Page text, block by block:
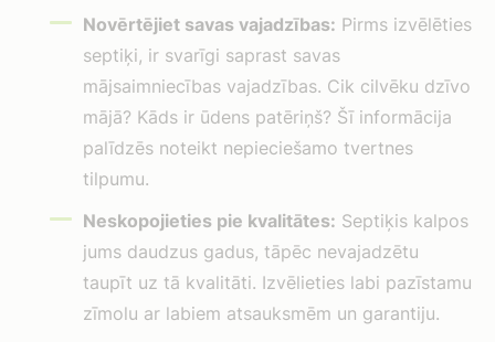
Novērtējiet savas vajadzības: Pirms izvēlēties
septiķi, ir svarīgi saprast savas
mājsaimniecības vajadzības. Cik cilvēku dzīvo
mājā? Kāds ir ūdens patēriņš? Šī informācija
palīdzēs noteikt nepieciešamo tvertnes
tilpumu.
Neskopojieties pie kvalitātes: Septiķis kalpos
jums daudzus gadus, tāpēc nevajadzētu
taupīt uz tā kvalitāti. Izvēlieties labi pazīstamu
zīmolu ar labiem atsauksmēm un garantiju.